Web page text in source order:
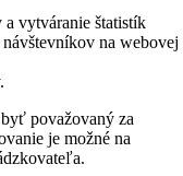
vytváranie štatistík
na webovej
považovaný za
je možné na